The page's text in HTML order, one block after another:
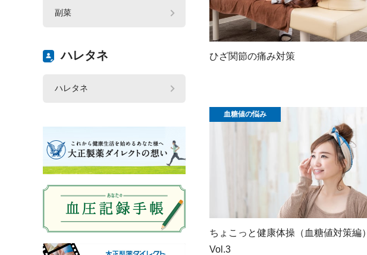
副菜
ハレタネ
ハレタネ
ひざ関節の痛み対策
血糖値の悩み
ちょこっと健康体操（血糖値対策編）
Vol.3